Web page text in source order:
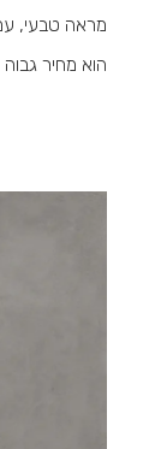
מראה טבעי,
הוא מחיר